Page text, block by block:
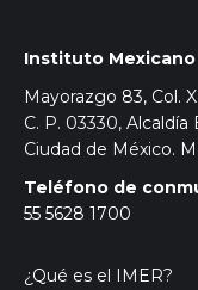
Instituto Mexicano
Mayorazgo 83, Col.
C. P. 03330,
Ciudad de México.
Teléfono de
55 5628 1700
¿Qué es el IMER?